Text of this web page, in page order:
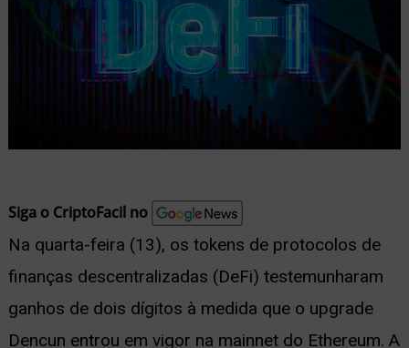
Siga o CriptoFacil no
Na quarta-feira (13), os tokens de protocolos de
finanças descentralizadas (DeFi) testemunharam
ganhos de dois dígitos à medida que o upgrade
Dencun entrou em vigor na mainnet do Ethereum. A